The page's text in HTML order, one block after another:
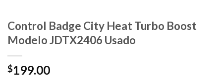
Control Badge City Heat Turbo Boost
Modelo JDTX2406 Usado
$199.00